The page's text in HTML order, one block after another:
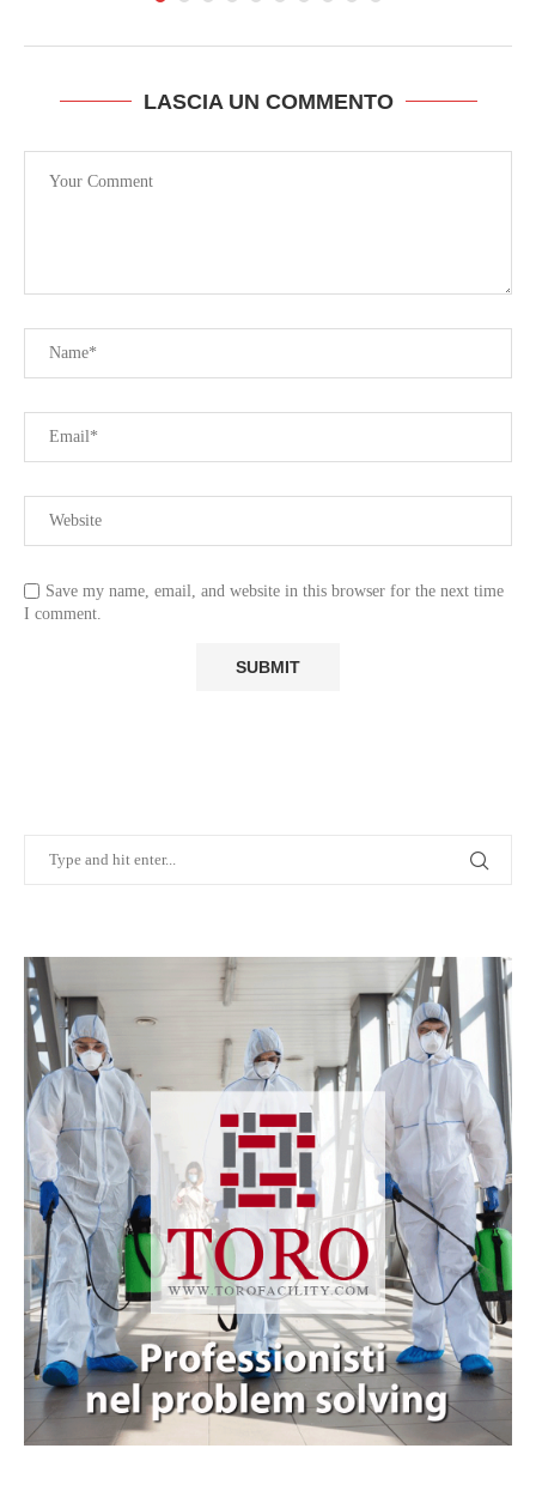
LASCIA UN COMMENTO
Save my name, email, and website in this browser for the next time
I comment.